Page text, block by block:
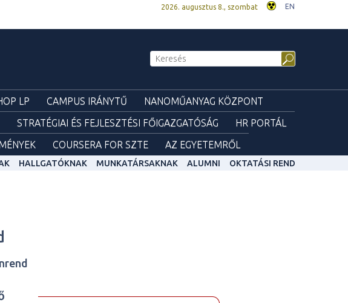
2026. augusztus 8., szombat EN
LP CAMPUS IRÁNYTŰ
NANOMŰANYAG KÖZPONT
STRATÉGIAI ÉS FEJLESZTÉSI FŐIGAZGATÓSÁG
HR PORTÁL
COURSERA FOR SZTE AZ EGYETEMRŐL
HALLGATÓKNAK MUNKATÁRSAKNAK ALUMNI OKTATÁSI REND